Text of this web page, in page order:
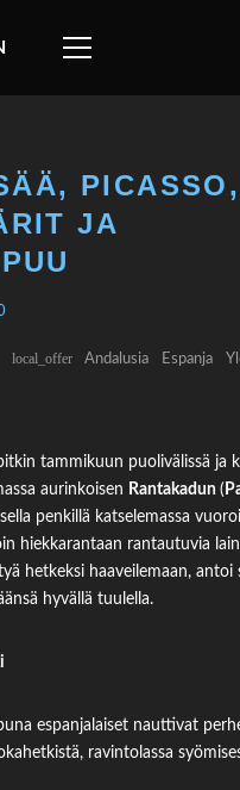
PICASSO,
JA
local_offer Andalusia Espanja
tammikuun puolivälissä ja
aurinkoisen Rantakadun (
penkillä katselemassa
hiekkarantaan rantautuvia
hetkeksi haaveilemaan, antoi
hyvällä tuulella.
espanjalaiset nauttivat
ravintolassa